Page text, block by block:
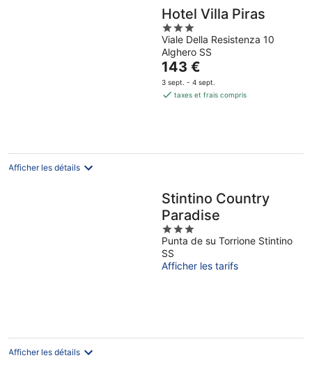
Hotel Villa Piras
3
out
of
5
Viale Della Resistenza 10
Alghero SS
Le
prix
est
143 €
3 sept. - 4 sept.
taxes et frais compris
Afficher les détails
Stintino Country
Paradise
3
out
of
5
Punta de su Torrione Stintino
SS
Afficher les tarifs
Afficher les détails